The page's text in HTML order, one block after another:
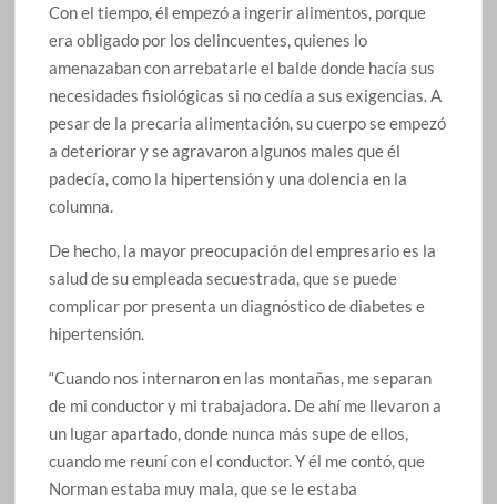
Con el tiempo, él empezó a ingerir alimentos, porque
era obligado por los delincuentes, quienes lo
amenazaban con arrebatarle el balde donde hacía sus
necesidades fisiológicas si no cedía a sus exigencias. A
pesar de la precaria alimentación, su cuerpo se empezó
a deteriorar y se agravaron algunos males que él
padecía, como la hipertensión y una dolencia en la
columna.
De hecho, la mayor preocupación del empresario es la
salud de su empleada secuestrada, que se puede
complicar por presenta un diagnóstico de diabetes e
hipertensión.
“Cuando nos internaron en las montañas, me separan
de mi conductor y mi trabajadora. De ahí me llevaron a
un lugar apartado, donde nunca más supe de ellos,
cuando me reuní con el conductor. Y él me contó, que
Norman estaba muy mala, que se le estaba